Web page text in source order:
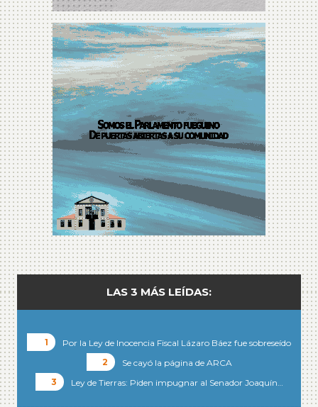
LAS 3 MÁS LEÍDAS:
Por la Ley de Inocencia Fiscal Lázaro Báez fue sobreseído
Se cayó la página de ARCA
Ley de Tierras: Piden impugnar al Senador Joaquín…